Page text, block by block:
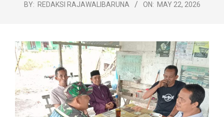
BY: REDAKSI RAJAWALIBARUNA ON: MAY 22, 2026